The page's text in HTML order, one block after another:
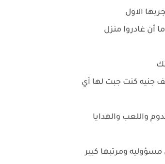
الاول
أن غادروا منزل
جنيه كنت جبت لها أي
واللعب والهدايا
ومرتبها كبير